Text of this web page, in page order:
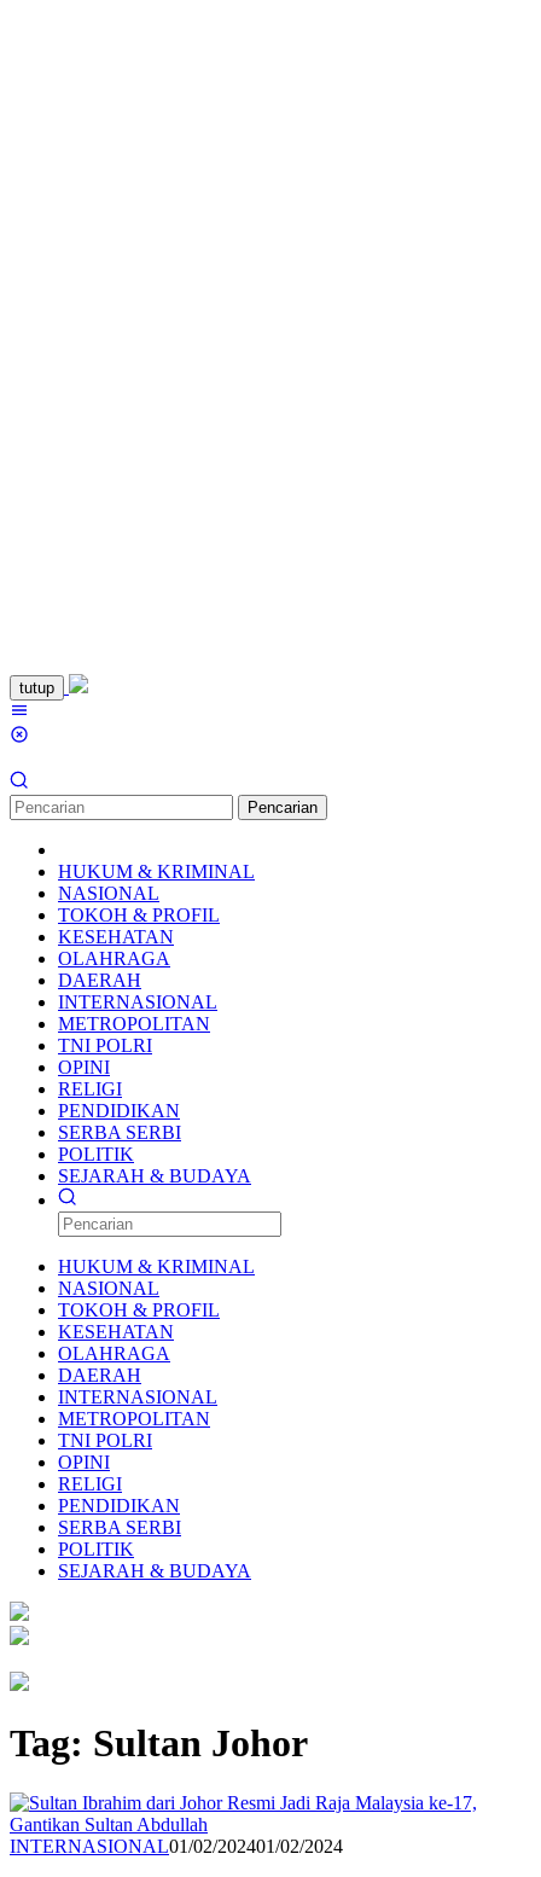
Loncat
ke
konten
tutup
Pencarian
HUKUM & KRIMINAL
NASIONAL
TOKOH & PROFIL
KESEHATAN
OLAHRAGA
DAERAH
INTERNASIONAL
METROPOLITAN
TNI POLRI
OPINI
RELIGI
PENDIDIKAN
SERBA SERBI
POLITIK
SEJARAH & BUDAYA
HUKUM & KRIMINAL
NASIONAL
TOKOH & PROFIL
KESEHATAN
OLAHRAGA
DAERAH
INTERNASIONAL
METROPOLITAN
TNI POLRI
OPINI
RELIGI
PENDIDIKAN
SERBA SERBI
POLITIK
SEJARAH & BUDAYA
Tag: Sultan Johor
INTERNASIONALRedaksi
01/02/202401/02/2024